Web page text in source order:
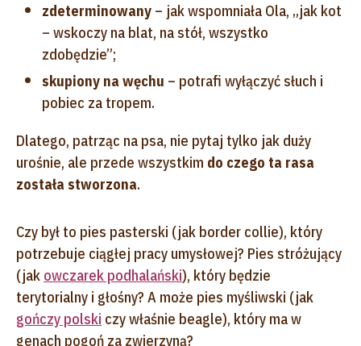
zdeterminowany – jak wspomniała Ola, „jak kot
– wskoczy na blat, na stół, wszystko
zdobędzie”;
skupiony na węchu – potrafi wyłączyć słuch i
pobiec za tropem.
Dlatego, patrząc na psa, nie pytaj tylko jak duży
urośnie, ale przede wszystkim do czego ta rasa
została stworzona.
Czy był to pies pasterski (jak border collie), który
potrzebuje ciągłej pracy umysłowej? Pies stróżujący
(jak owczarek podhalański), który będzie
terytorialny i głośny? A może pies myśliwski (jak
gończy polski czy właśnie beagle), który ma w
genach pogoń za zwierzyną?